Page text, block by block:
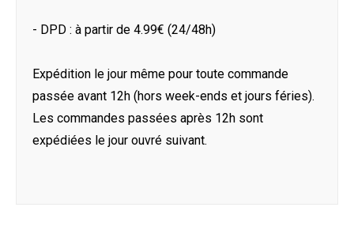
- DPD : à partir de 4.99€ (24/48h)
Expédition le jour même pour toute commande
passée avant 12h (hors week-ends et jours féries).
Les commandes passées après 12h sont
expédiées le jour ouvré suivant.